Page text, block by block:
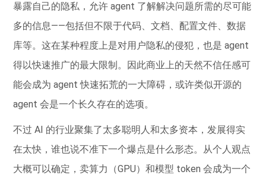
暴露自己的隐私，允许 agent 了解解决问题所需的尽可能
多的信息——包括但不限于代码、文档、配置文件、数据
库等。这在某种程度上是对用户隐私的侵犯，也是 agent
得以快速推广的最大限制。因此商业上的天然不信任感可
能会成为 agent 快速拓荒的一大障碍，或许类似开源的
agent 会是一个长久存在的选项。
不过 AI 的行业聚集了太多聪明人和太多资本，发展得实
在太快，谁也说不准下一个爆点是什么形态。从个人观点
大概可以确定，卖算力（GPU）和模型 token 会成为一个